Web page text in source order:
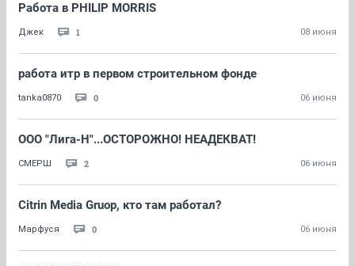
Работа в PHILIP MORRIS
Джек 1 08 июня
работа итр в первом строительном фонде
tanka0870 0 06 июня
ООО "Лига-Н"...ОСТОРОЖНО! НЕАДЕКВАТ!
СМЕРШ 2 06 июня
Citrin Media Gruop, кто там работал?
Марфуся 0 06 июня